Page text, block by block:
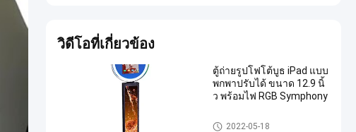
วิดีโอที่เกี่ยวข้อง
ตู้ถ่ายรูปโฟโต้บูธ iPad แบบ
พกพาปรับได้ ขนาด 12.9 นิ้
ว พร้อมไฟ RGB Symphony
DIY สมาธิกระจก
2022-05-18